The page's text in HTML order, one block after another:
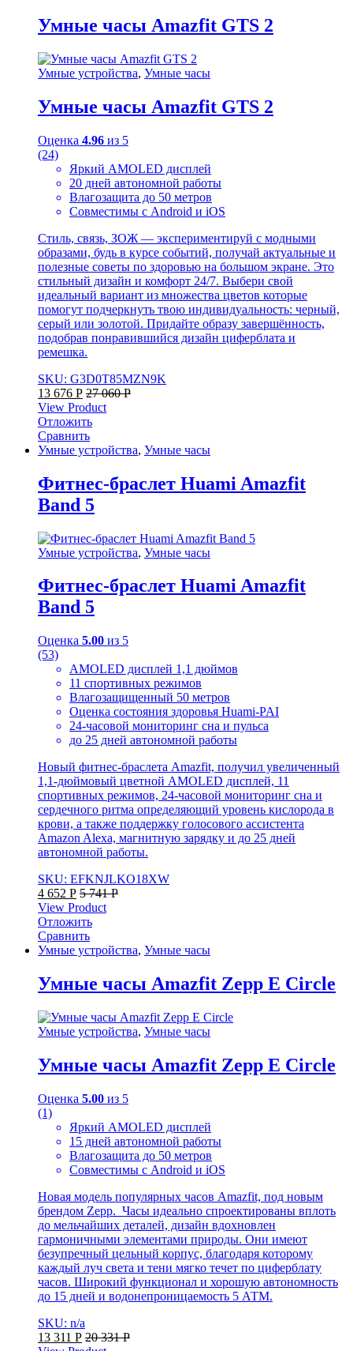
Умные часы Amazfit GTS 2
Умные устройства, Умные часы
Умные часы Amazfit GTS 2
Оценка 4.96 из 5
(24)
Яркий AMOLED дисплей
20 дней автономной работы
Влагозащита до 50 метров
Совместимы с Android и iOS
Стиль, связь, ЗОЖ — экспериментируй с модными
образами, будь в курсе событий, получай актуальные и
полезные советы по здоровью на большом экране. Это
стильный дизайн и комфорт 24/7. Выбери свой
идеальный вариант из множества цветов которые
помогут подчеркнуть твою индивидуальность: черный,
серый или золотой. Придайте образу завершённость,
подобрав понравившийся дизайн циферблата и
ремешка.
SKU: G3D0T85MZN9K
13 676 Р 27 060Р
View Product
Отложить
Сравнить
Умные устройства, Умные часы
Фитнес-браслет Huami Amazfit
Band 5
Умные устройства, Умные часы
Фитнес-браслет Huami Amazfit
Band 5
Оценка 5.00 из 5
(53)
AMOLED дисплей 1,1 дюймов
11 спортивных режимов
Влагозащищенный 50 метров
Оценка состояния здоровья Huami-PAI
24-часовой мониторинг сна и пульса
до 25 дней автономной работы
Новый фитнес-браслета Amazfit, получил увеличенный
1,1-дюймовый цветной AMOLED дисплей, 11
спортивных режимов, 24-часовой мониторинг сна и
сердечного ритма определяющий уровень кислорода в
крови, а также поддержку голосового ассистента
Amazon Alexa, магнитную зарядку и до 25 дней
автономной работы.
SKU: EFKNJLKO18XW
4 652 Р 5 741Р
View Product
Отложить
Сравнить
Умные устройства, Умные часы
Умные часы Amazfit Zepp E Circle
Умные устройства, Умные часы
Умные часы Amazfit Zepp E Circle
Оценка 5.00 из 5
(1)
Яркий AMOLED дисплей
15 дней автономной работы
Влагозащита до 50 метров
Совместимы с Android и iOS
Новая модель популярных часов Amazfit, под новым
брендом Zepp. Часы идеально спроектированы вплоть
до мельчайших деталей, дизайн вдохновлен
гармоничными элементами природы. Они имеют
безупречный цельный корпус, благодаря которому
каждый луч света и тени мягко течет по циферблату
часов. Широкий функционал и хорошую автономность
до 15 дней и водонепроницаемость 5 АТМ.
SKU: n/a
13 311 Р 20 331Р